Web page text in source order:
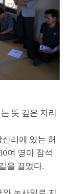
뜻 깊은 자리
리에 있는 허
여 명이 참석
을 끌었다.